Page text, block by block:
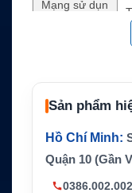
Mạng sử dụn
ính
GNSS
Kết nối
Sản phẩm
Hồ Chí Minh:
Quận 10 (Gần
0386.002.002